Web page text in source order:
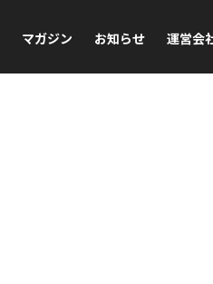
マガジン お知らせ 運営会